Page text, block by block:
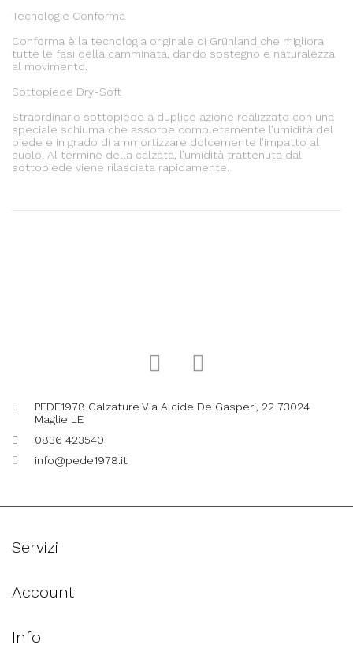
Tecnologie Conforma
Conforma è la tecnologia originale di Grünland che migliora
tutte le fasi della camminata, dando sostegno e naturalezza
al movimento.
Sottopiede Dry-Soft
Straordinario sottopiede a duplice azione realizzato con una
speciale schiuma che assorbe completamente l’umidità del
piede e in grado di ammortizzare dolcemente l’impatto al
suolo. Al termine della calzata, l’umidità trattenuta dal
sottopiede viene rilasciata rapidamente.
PEDE1978 Calzature Via Alcide De Gasperi, 22 73024
Maglie LE
0836 423540
info@pede1978.it
Servizi
Account
Info